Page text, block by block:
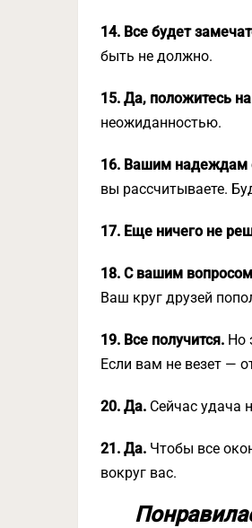
14. Все будет
быть не должно.
15. Да, положитесь
неожиданностью.
16. Вашим надеждам
вы рассчитываете.
17. Еще ничего не
18. С вашим
Ваш круг друзей
19. Все получится. Но
Если вам не везет —
20. Да. Сейчас удача
21. Да. Чтобы все
вокруг вас.